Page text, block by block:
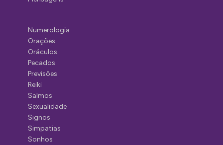
Numerologia
Orações
Oráculos
Pecados
Previsões
Reiki
Salmos
Sexualidade
Signos
Simpatias
Sonhos